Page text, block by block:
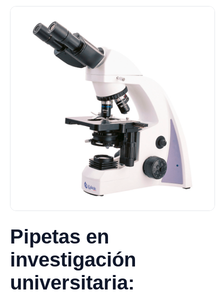
Pipetas en
investigación
universitaria: